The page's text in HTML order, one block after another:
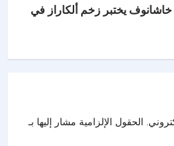
خاشانوف يختبر زخم ألكاراز في
الحقول الإلزامية مشار إليها بـ